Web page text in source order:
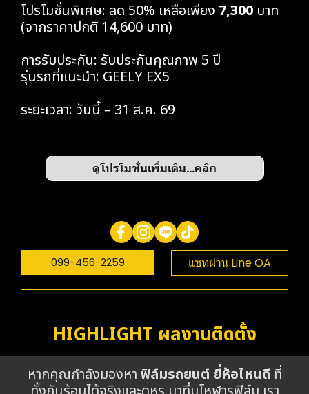
โปรโมชั่นพิเศษ: ลด 50% เหลือเพียง 7,300 บาท
(จากราคาปกติ 14,600 บาท)
การรับประกัน: รับประกันคุณภาพ 5 ปี
รุ่นรถที่แนะนำ: GEELY EX5
ระยะเวลา: วันนี้ – 31 ส.ค. 69
ดูโปรโมชั่นเพิ่มเติม...คลิก
099-456-2259 แชทผ่าน Line OA
HIGHLIGHT ผลงานติดตั้ง
หากคุณกำลังมองหา ฟิล์มรถยนต์ ยี่ห้อไหนดี ที่